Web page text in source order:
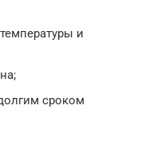
и
сроком